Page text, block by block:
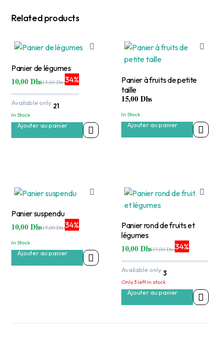
Related products
Panier de légumes
15,00Dhs
Le
prix
initial
15,00 Dhs.
10,00Dhs
Le
prix
actuel
10,00 Dhs.
34%
Available only:21
In Stock
Ajouter au panier
Panier à fruits de petite
taille
15,00Dhs
In Stock
Ajouter au panier
Panier suspendu
15,00Dhs
Le
prix
initial
était :
10,00Dhs
Le
prix
actuel
est :
34%
In Stock
Ajouter au panier
Panier rond de fruits et
légumes
15,00Dhs
Le
prix
initial
15,00 Dhs.
10,00Dhs
Le
prix
actuel
10,00 Dhs.
34%
Available only:3
Only 3 left in stock
Ajouter au panier